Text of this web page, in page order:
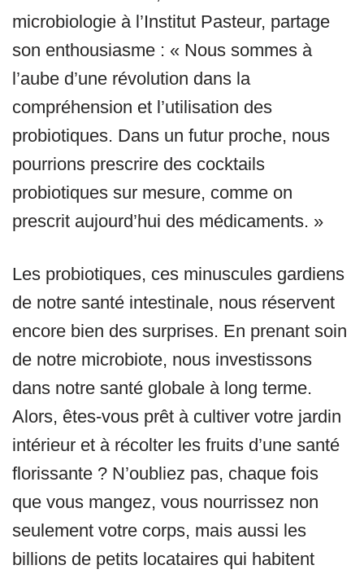
microbiologie à l’Institut Pasteur, partage
son enthousiasme : « Nous sommes à
l’aube d’une révolution dans la
compréhension et l’utilisation des
probiotiques. Dans un futur proche, nous
pourrions prescrire des cocktails
probiotiques sur mesure, comme on
prescrit aujourd’hui des médicaments. »
Les probiotiques, ces minuscules gardiens
de notre santé intestinale, nous réservent
encore bien des surprises. En prenant soin
de notre microbiote, nous investissons
dans notre santé globale à long terme.
Alors, êtes-vous prêt à cultiver votre jardin
intérieur et à récolter les fruits d’une santé
florissante ? N’oubliez pas, chaque fois
que vous mangez, vous nourrissez non
seulement votre corps, mais aussi les
billions de petits locataires qui habitent